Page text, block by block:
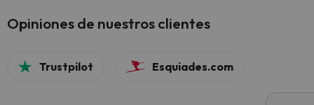
Opiniones de nuestros clientes
Trustpilot Esquiades.com